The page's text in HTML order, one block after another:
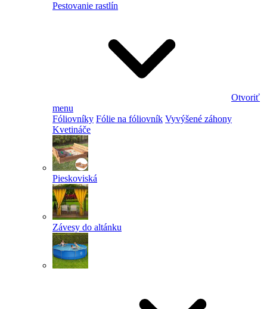
Pestovanie rastlín
Otvoriť
menu
Fóliovníky Fólie na fóliovník Vyvýšené záhony
Kvetináče
Pieskoviská
Závesy do altánku